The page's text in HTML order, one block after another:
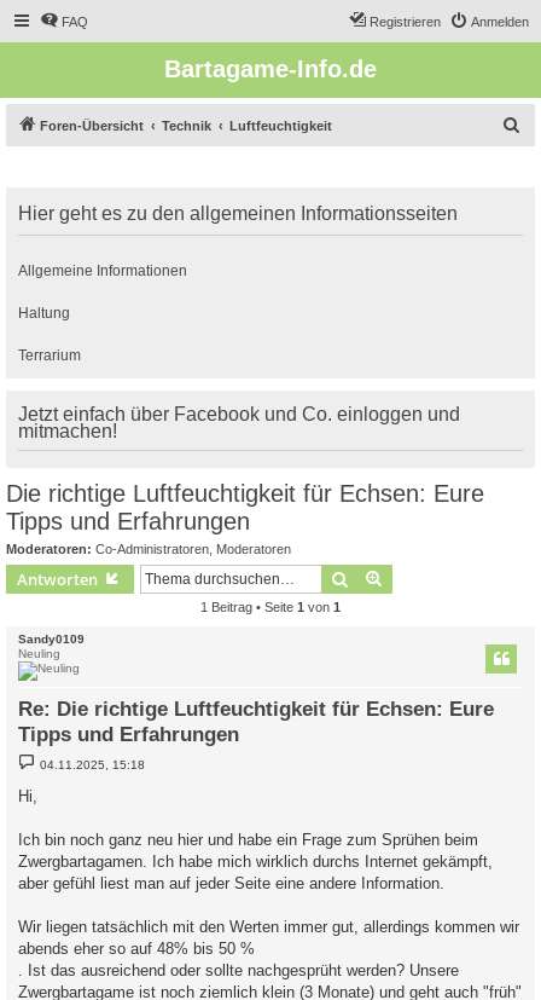
FAQ Anmelden
Registrieren
Bartagame-Info.de
Foren-Übersicht Technik Luftfeuchtigkeit
e
Hier geht es zu den allgemeinen Informationsseiten
Allgemeine Informationen
Haltung
Terrarium
Jetzt einfach über Facebook und Co. einloggen und
mitmachen!
Die richtige Luftfeuchtigkeit für Echsen: Eure
Tipps und Erfahrungen
Moderatoren: Co-Administratoren Moderatoren
Antworten Suche
1 Beitrag • Seite 1 von 1
Sandy0109
Neuling
Re: Die richtige Luftfeuchtigkeit für Echsen: Eure
Tipps und Erfahrungen
B
e
t
g
04.11.2025, 15:18
Hi,
Ich bin noch ganz neu hier und habe ein Frage zum Sprühen beim
Zwergbartagamen. Ich habe mich wirklich durchs Internet gekämpft,
aber gefühl liest man auf jeder Seite eine andere Information.
Wir liegen tatsächlich mit den Werten immer gut, allerdings kommen wir
abends eher so auf 48% bis 50 %
. Ist das ausreichend oder sollte nachgesprüht werden? Unsere
Zwergbartagame ist noch ziemlich klein (3 Monate) und geht auch "früh"